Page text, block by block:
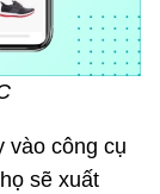
vào công cụ
sẽ xuất